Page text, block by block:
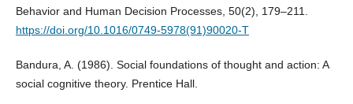
Behavior and Human Decision Processes, 50(2), 179–211.
https://doi.org/10.1016/0749-5978(91)90020-T
Bandura, A. (1986). Social foundations of thought and action: A
social cognitive theory. Prentice Hall.